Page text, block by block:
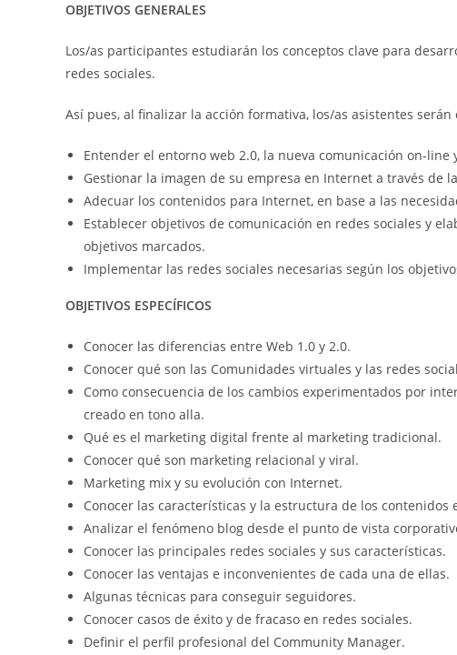
OBJETIVOS GENERALES
Los/as participantes estudiarán los conceptos clave para
redes sociales.
Así pues, al finalizar la acción formativa, los/as asistentes serán
Entender el entorno web 2.0, la nueva comunicación on-line
Gestionar la imagen de su empresa en Internet a través de
Adecuar los contenidos para Internet, en base a las
Establecer objetivos de comunicación en redes sociales y
objetivos marcados.
Implementar las redes sociales necesarias según los
OBJETIVOS ESPECÍFICOS
Conocer las diferencias entre Web 1.0 y 2.0.
Conocer qué son las Comunidades virtuales y las redes
Como consecuencia de los cambios experimentados por
creado en tono alla.
Qué es el marketing digital frente al marketing tradicional.
Conocer qué son marketing relacional y viral.
Marketing mix y su evolución con Internet.
Conocer las características y la estructura de los contenidos
Analizar el fenómeno blog desde el punto de vista
Conocer las principales redes sociales y sus características.
Conocer las ventajas e inconvenientes de cada una de ellas.
Algunas técnicas para conseguir seguidores.
Conocer casos de éxito y de fracaso en redes sociales.
Definir el perfil profesional del Community Manager.